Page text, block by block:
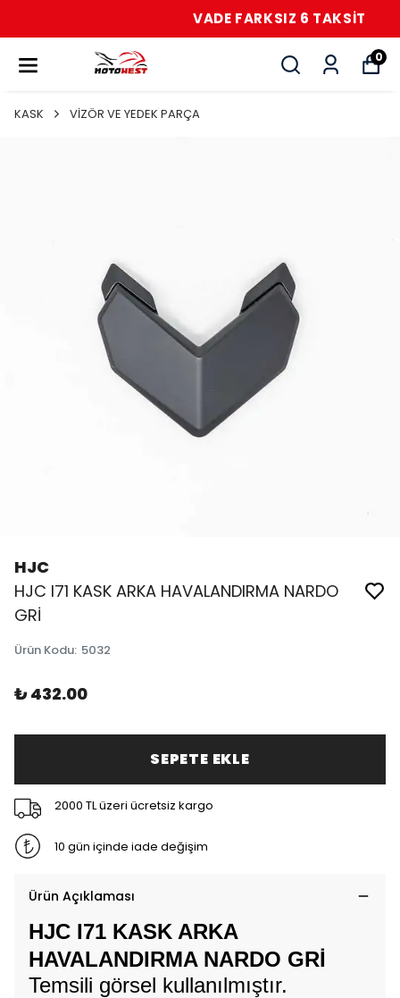
VADE FARKSIZ 6 TAKSİT
0
KASK VİZÖR VE YEDEK PARÇA
HJC
HJC I71 KASK ARKA HAVALANDIRMA NARDO
GRİ
Ürün Kodu: 5032
₺ 432.00
SEPETE EKLE
2000 TL üzeri ücretsiz kargo
10 gün içinde iade değişim
Ürün Açıklaması
HJC I71 KASK ARKA
HAVALANDIRMA NARDO GRİ
Temsili görsel kullanılmıştır.